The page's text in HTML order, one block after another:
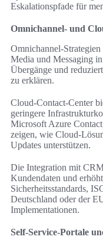
Eskalationspfade für
Omnichannel- und
Omnichannel-
Media und Messaging
Übergänge und
zu erklären.
Cloud-Contact-Center
geringere
Microsoft Azure
zeigen, wie Cloud-
Updates unterstützen.
Die Integration mit
Kundendaten und
Sicherheitsstandards,
Deutschland oder der
Implementationen.
Self-Service-Portale